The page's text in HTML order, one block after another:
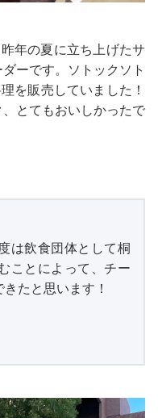
年の夏に立ち上げたサ
ーです。ソトックソト
を販売していました！
とてもおいしかったで
は飲食団体として桐
ことによって、チー
たと思います！